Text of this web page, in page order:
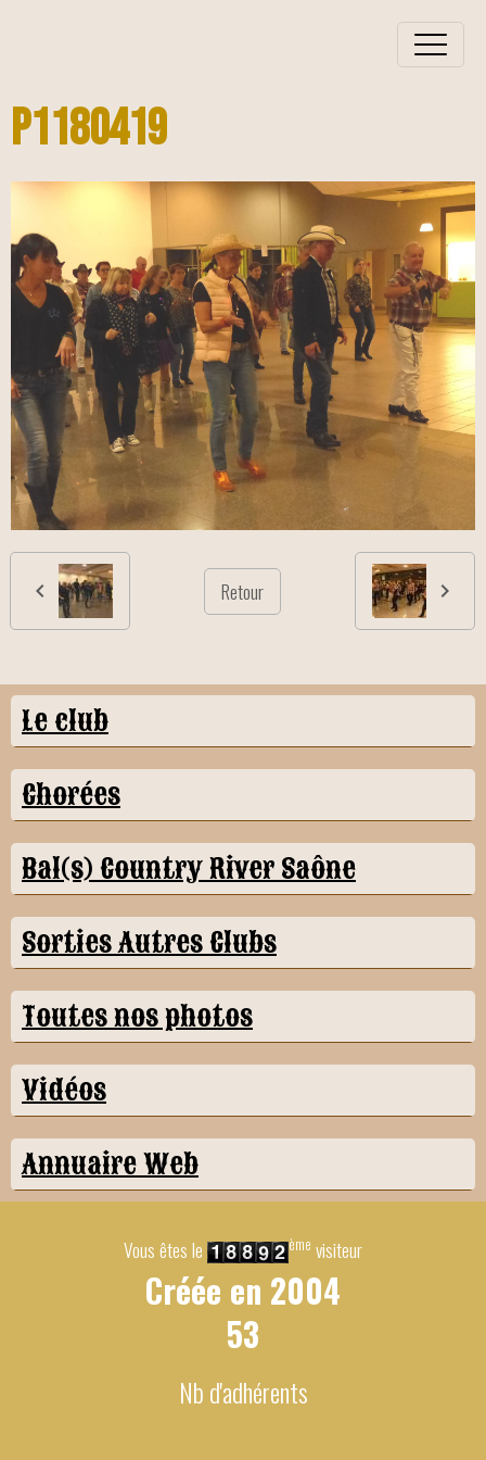
P1180419
Retour
Le club
Chorées
Bal(s) Country River Saône
Sorties Autres Clubs
Toutes nos photos
Vidéos
Annuaire Web
Vous êtes le ème visiteur
Créée en 2004
53
Nb d'adhérents